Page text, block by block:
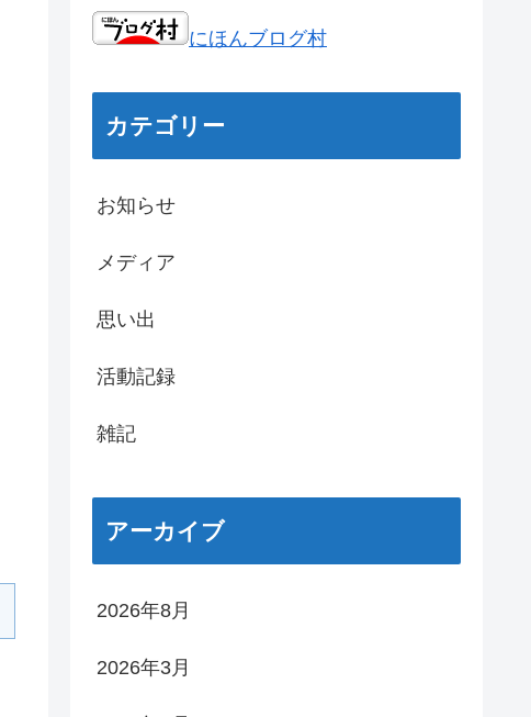
にほんブログ村
カテゴリー
お知らせ
メディア
思い出
活動記録
雑記
アーカイブ
2026年8月
2026年3月